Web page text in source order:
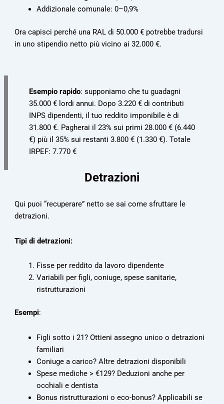
Addizionale comunale: 0–0,9%
Ora capisci perché una RAL di 50.000 € potrebbe tradursi
in uno stipendio netto più vicino ai 32.000 €.
Esempio rapido: supponiamo che tu guadagni
35.000 € lordi annui. Dopo 3.220 € di contributi
INPS dipendenti, il tuo reddito imponibile è di
31.800 €. Pagherai il 23% sui primi 28.000 € (6.440
€) più il 35% sui restanti 3.800 € (1.330 €). Totale
IRPEF: 7.770 €
Detrazioni
Qui puoi “recuperare” netto se sai come sfruttare le
detrazioni.
Tipi di detrazioni:
Fisse per reddito da lavoro dipendente
Variabili per figli, coniuge, spese sanitarie,
ristrutturazioni
Esempi:
Figli sotto i 21? Ottieni assegno unico o detrazioni
familiari
Coniuge a carico? Altre detrazioni disponibili
Spese mediche > €129? Deduzioni anche per
occhiali e dentista
Bonus ristrutturazioni o eco-bonus? Applicabili se